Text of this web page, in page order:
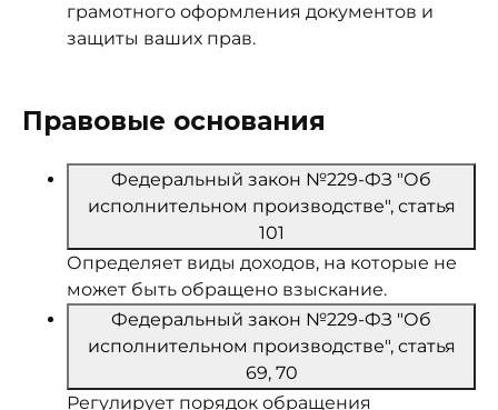
грамотного оформления документов и
защиты ваших прав.
Правовые основания
Федеральный закон №229-ФЗ "Об
исполнительном производстве", статья
101
Определяет виды доходов, на которые не
может быть обращено взыскание.
Федеральный закон №229-ФЗ "Об
исполнительном производстве", статья
69, 70
Регулирует порядок обращения